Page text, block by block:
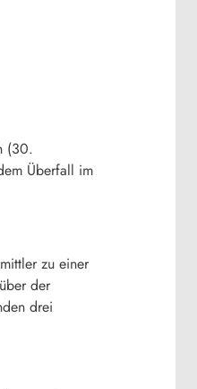
(30.
Überfall im
zu einer
der
drei